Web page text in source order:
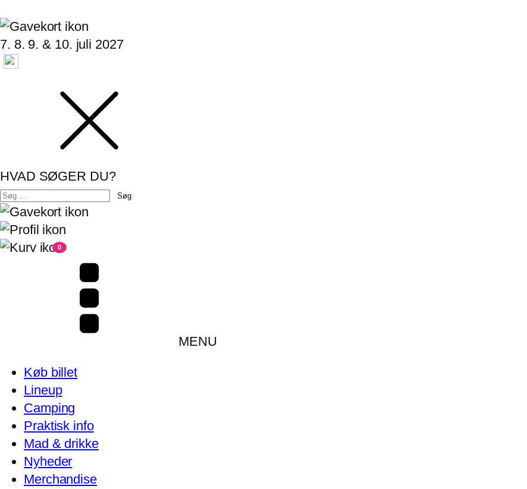
7. 8. 9. & 10. juli 2027
HVAD SØGER DU?
Søg
efter:
0
MENU
Køb billet
Lineup
Camping
Praktisk info
Mad & drikke
Nyheder
Merchandise